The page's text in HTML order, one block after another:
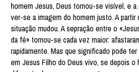
homem Jesus, Deus tornou-se visível, e a
ver-se a imagem do homem justo. A partir
situação mudou. A sepração entre o
da fé» tornou-se cada vez maior:
rapidamente. Mas que significado pode
em Jesus Filho do Deus vivo, se depois o